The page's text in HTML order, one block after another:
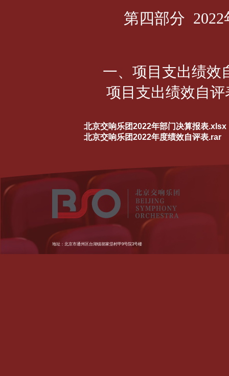
第四部分 2022
一、项目支出绩效
项目支出绩效自
北京交响乐团2022年部门决算报表.xlsx
北京交响乐团2022年度绩效自评表.rar
地址：北京市通州区台湖镇胡家垈村甲9号院3号楼